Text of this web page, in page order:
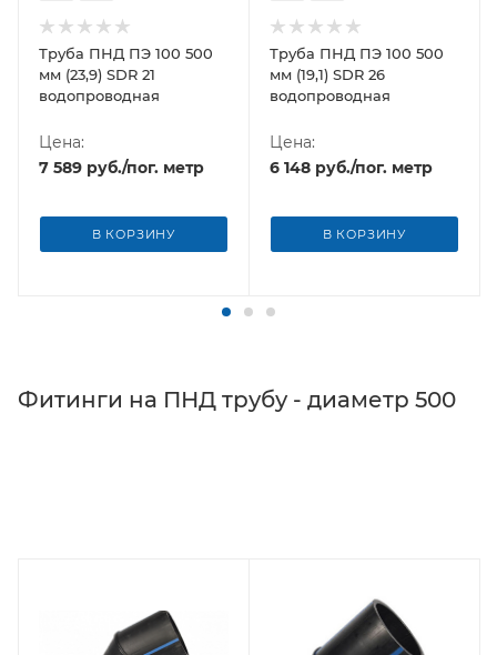
Труба ПНД ПЭ 100 500
мм (23,9) SDR 21
водопроводная
Цена:
7 589 руб./пог. метр
В КОРЗИНУ
Труба ПНД ПЭ 100 500
мм (19,1) SDR 26
водопроводная
Цена:
6 148 руб./пог. метр
В КОРЗИНУ
Фитинги на ПНД трубу - диаметр 500